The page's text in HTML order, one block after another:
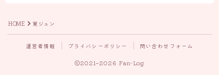
HOME 筧ジュン
運営者情報 プライバシーポリシー 問い合わせフォーム
2021–2026 Fan-Log